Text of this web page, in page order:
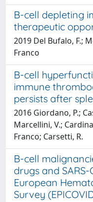
B-cell depleting
therapeutic
2019 Del Bufalo, F.;
Franco
B-cell
immune
persists after
2016 Giordano, P.;
Marcellini, V.;
Franco; Carsetti, R.
B-cell
drugs and
European
Survey